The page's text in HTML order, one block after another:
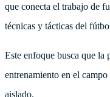
que conecta el trabajo de
técnicas y tácticas del
Este enfoque busca que la
entrenamiento en el
aislado.